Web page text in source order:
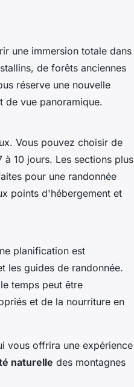
une immersion totale dans
de forêts anciennes
réserve une nouvelle
de vue panoramique.
Vous pouvez choisir de
10 jours. Les sections plus
pour une randonnée
points d'hébergement et
planification est
les guides de randonnée.
temps peut être
et de la nourriture en
vous offrira une expérience
naturelle des montagnes